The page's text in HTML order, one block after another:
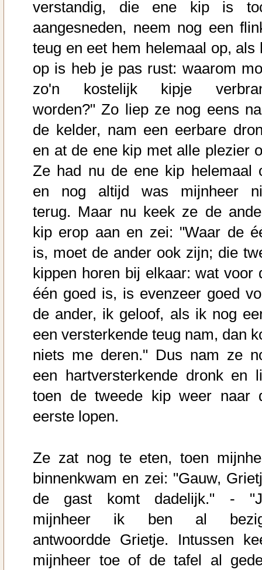
verstandig, die ene kip is
aangesneden, neem nog een
teug en eet hem helemaal op, als
op is heb je pas rust: waarom
zo'n kostelijk kipje
worden?" Zo liep ze nog eens
de kelder, nam een eerbare
en at de ene kip met alle plezier
Ze had nu de ene kip helemaal
en nog altijd was mijnheer
terug. Maar nu keek ze de
kip erop aan en zei: "Waar de
is, moet de ander ook zijn; die
kippen horen bij elkaar: wat voor
één goed is, is evenzeer goed
de ander, ik geloof, als ik nog
een versterkende teug nam, dan
niets me deren." Dus nam ze
een hartversterkende dronk en
toen de tweede kip weer naar
eerste lopen.
Ze zat nog te eten, toen
binnenkwam en zei: "Gauw,
de gast komt dadelijk." -
mijnheer ik ben al
antwoordde Grietje. Intussen
mijnheer toe of de tafel al